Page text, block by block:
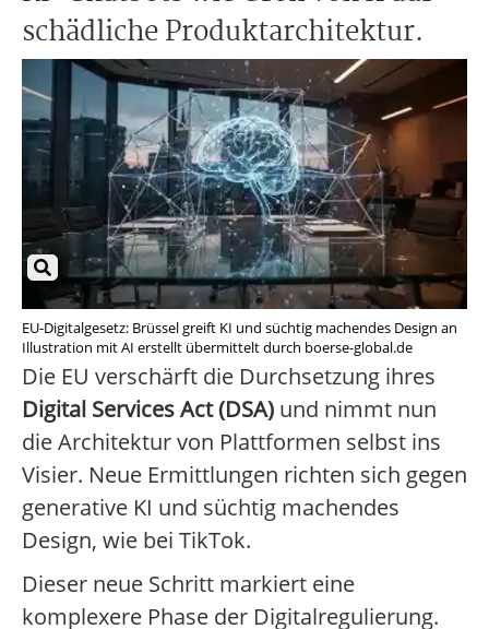
schädliche Produktarchitektur.
EU-Digitalgesetz: Brüssel greift KI und süchtig machendes Design an
Illustration mit AI erstellt übermittelt durch boerse-global.de
Die EU verschärft die Durchsetzung ihres
Digital Services Act (DSA) und nimmt nun
die Architektur von Plattformen selbst ins
Visier. Neue Ermittlungen richten sich gegen
generative KI und süchtig machendes
Design, wie bei TikTok.
Dieser neue Schritt markiert eine
komplexere Phase der Digitalregulierung.